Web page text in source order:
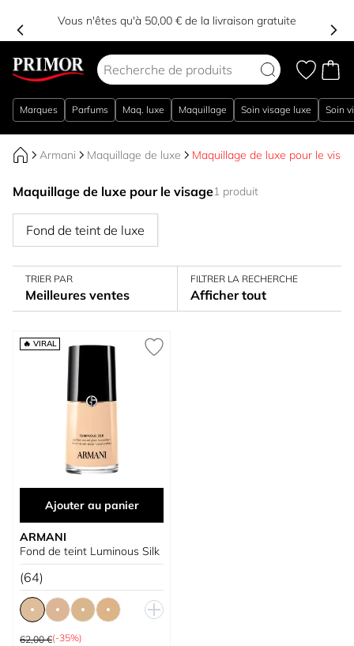
Vous n'êtes qu'à 50,00 € de la livraison gratuite
Marques Parfums Maq. luxe Maquillage Soin visage luxe Soin
Armani Maquillage de luxe Maquillage de luxe pour le
Maquillage de luxe pour le visage1 produit
Fond de teint de luxe
TRIER PAR
Meilleures ventes
FILTRER LA RECHERCHE
Afficher tout
🔥 VIRAL
Ajouter au panier
ARMANI
Fond de teint Luminous Silk
(64)
Prix normal
62,00 €(-35%)